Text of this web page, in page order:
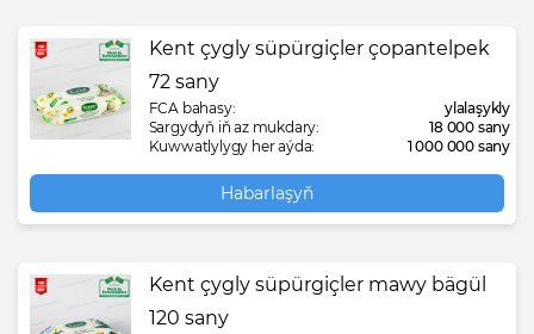
Kent çygly süpürgiçler çopantelpek
72 sany
FCA bahasy:
ylalaşykly
Sargydyň iň az mukdary:
18 000 sany
Kuwwatlylygy her aýda:
1 000 000 sany
Habarlaşyň
Kent çygly süpürgiçler mawy bägül
120 sany